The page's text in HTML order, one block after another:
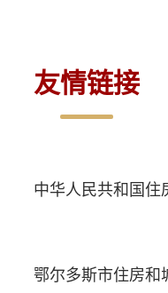
友情链接
中华人民共和国住
鄂尔多斯市住房和